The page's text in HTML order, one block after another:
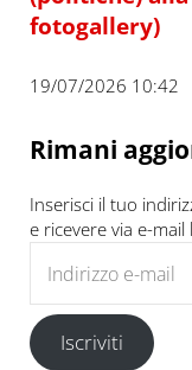
fotogallery)
19/07/2026 10:42
Rimani
Inserisci il tuo
e ricevere via e-
Iscriviti